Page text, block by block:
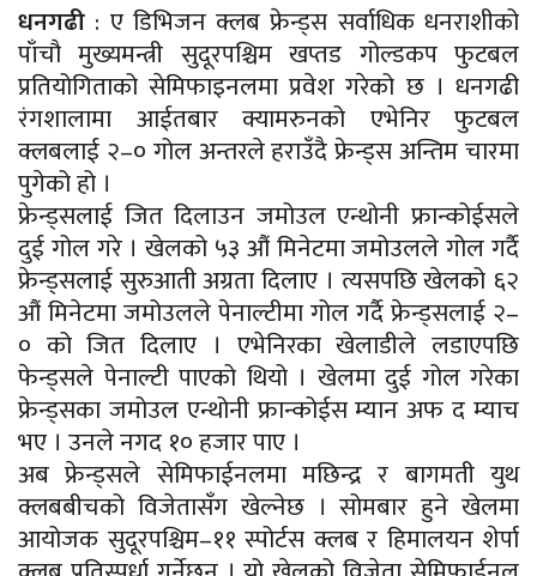
धनगढी : ए डिभिजन क्लब फ्रेन्ड्स सर्वाधिक धनराशीको
पाँचौ मुख्यमन्त्री सुदूरपश्चिम खप्तड गोल्डकप फुटबल
प्रतियोगिताको सेमिफाइनलमा प्रवेश गरेको छ । धनगढी
रंगशालामा आईतबार क्यामरुनको एभेनिर फुटबल
क्लबलाई २–० गोल अन्तरले हराउँदै फ्रेन्ड्स अन्तिम चारमा
पुगेको हो ।
फ्रेन्ड्सलाई जित दिलाउन जमोउल एन्थोनी फ्रान्कोईसले
दुई गोल गरे । खेलको ५३ औं मिनेटमा जमोउलले गोल गर्दै
फ्रेन्ड्सलाई सुरुआती अग्रता दिलाए । त्यसपछि खेलको ६२
औं मिनेटमा जमोउलले पेनाल्टीमा गोल गर्दै फ्रेन्ड्सलाई २–
० को जित दिलाए । एभेनिरका खेलाडीले लडाएपछि
फेन्ड्सले पेनाल्टी पाएको थियो । खेलमा दुई गोल गरेका
फ्रेन्ड्सका जमोउल एन्थोनी फ्रान्कोईस म्यान अफ द म्याच
भए । उनले नगद १० हजार पाए ।
अब फ्रेन्ड्सले सेमिफाईनलमा मछिन्द्र र बागमती युथ
क्लबबीचको विजेतासँग खेल्नेछ । सोमबार हुने खेलमा
आयोजक सुदूरपश्चिम–११ स्पोर्टस क्लब र हिमालयन शेर्पा